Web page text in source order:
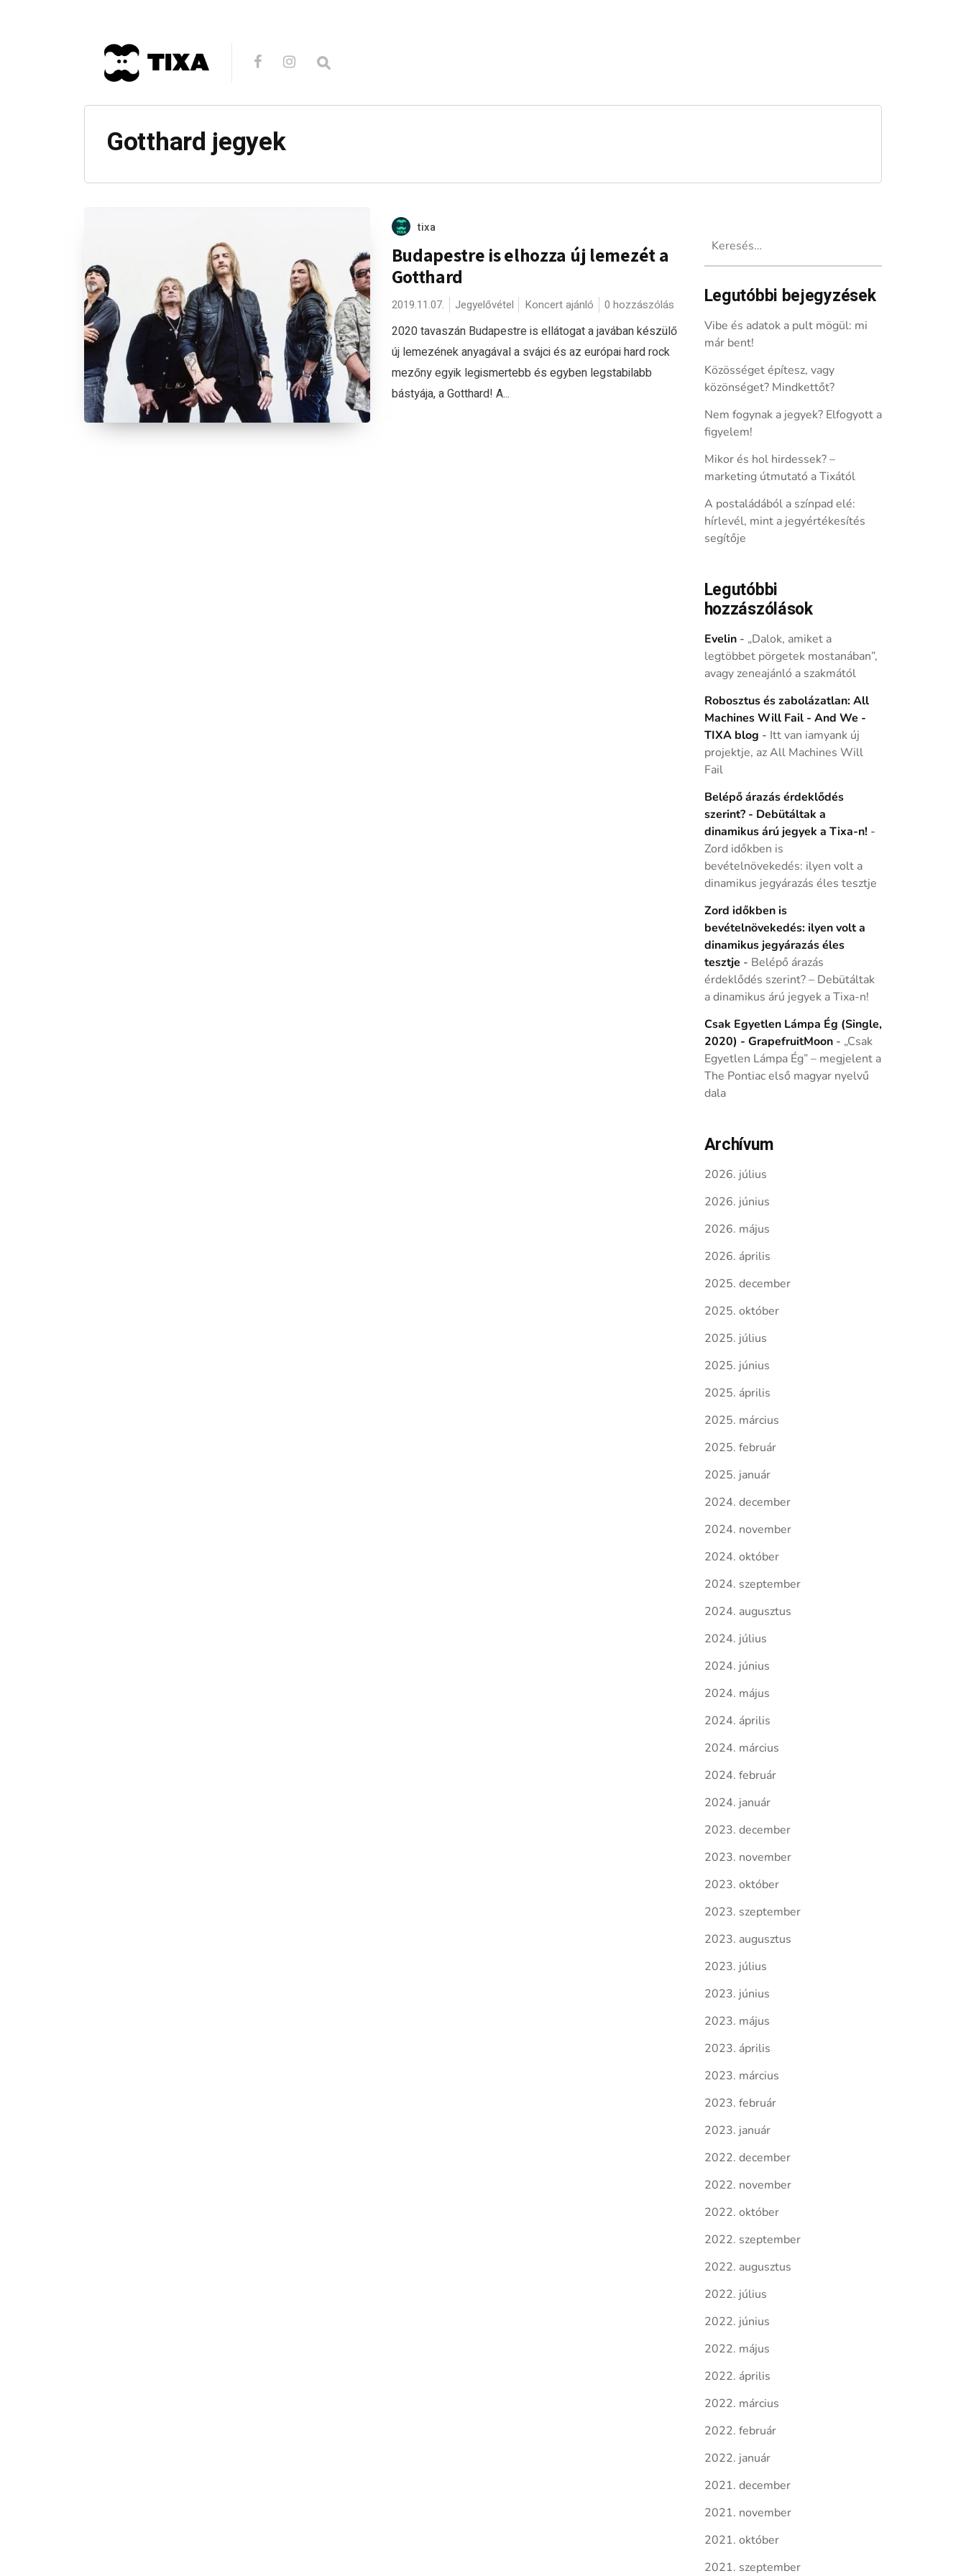
Gotthard jegyek
tixa
Budapestre is elhozza új lemezét a
Gotthard
2019.11.07. Jegyelővétel Koncert ajánló 0 hozzászólás
2020 tavaszán Budapestre is ellátogat a javában készülő
új lemezének anyagával a svájci és az európai hard rock
mezőny egyik legismertebb és egyben legstabilabb
bástyája, a Gotthard! A...
Legutóbbi bejegyzések
Vibe és adatok a pult mögül: mi
már bent!
Közösséget építesz, vagy
közönséget? Mindkettőt?
Nem fogynak a jegyek? Elfogyott a
figyelem!
Mikor és hol hirdessek? –
marketing útmutató a Tixától
A postaládából a színpad elé:
hírlevél, mint a jegyértékesítés
segítője
Legutóbbi
hozzászólások
Evelin- „Dalok, amiket a
legtöbbet pörgetek mostanában”,
avagy zeneajánló a szakmától
Robosztus és zabolázatlan: All
Machines Will Fail - And We -
TIXA blog - Itt van iamyank új
projektje, az All Machines Will
Fail
Belépő árazás érdeklődés
szerint? - Debütáltak a
dinamikus árú jegyek a Tixa-n! -
Zord időkben is
bevételnövekedés: ilyen volt a
dinamikus jegyárazás éles tesztje
Zord időkben is
bevételnövekedés: ilyen volt a
dinamikus jegyárazás éles
tesztje - Belépő árazás
érdeklődés szerint? – Debütáltak
a dinamikus árú jegyek a Tixa-n!
Csak Egyetlen Lámpa Ég (Single,
2020) - GrapefruitMoon- „Csak
Egyetlen Lámpa Ég” – megjelent a
The Pontiac első magyar nyelvű
dala
Archívum
2026. július
2026. június
2026. május
2026. április
2025. december
2025. október
2025. július
2025. június
2025. április
2025. március
2025. február
2025. január
2024. december
2024. november
2024. október
2024. szeptember
2024. augusztus
2024. július
2024. június
2024. május
2024. április
2024. március
2024. február
2024. január
2023. december
2023. november
2023. október
2023. szeptember
2023. augusztus
2023. július
2023. június
2023. május
2023. április
2023. március
2023. február
2023. január
2022. december
2022. november
2022. október
2022. szeptember
2022. augusztus
2022. július
2022. június
2022. május
2022. április
2022. március
2022. február
2022. január
2021. december
2021. november
2021. október
2021. szeptember